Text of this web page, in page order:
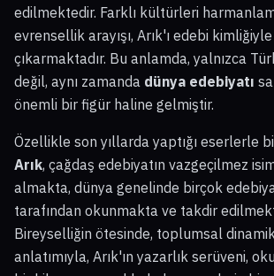
edilmektedir. Farklı kültürleri
evrensellik arayışı, Arık'ı edebi
çıkarmaktadır. Bu anlamda, yalnızca
değil, aynı zamanda dünya edebiyatı
önemli bir figür haline gelmiştir.
Özellikle son yıllarda yaptığı eserlerle
Arık, çağdaş edebiyatın vazgeçilmez
almakta, dünya genelinde birçok
tarafından okunmakta ve takdir
Bireyselliğin ötesinde, toplumsal
anlatımıyla, Arık'ın yazarlık serüveni,